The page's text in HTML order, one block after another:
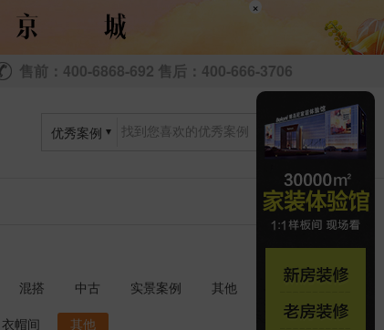
×
售前：400-6868-692 售后：400-666-3706
优秀案例
混搭 中古 实景案例
其他
衣帽间 其他